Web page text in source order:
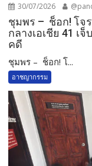
30/07/2026
ชุมพร – ช็อก! โจ
กลางเอเชีย 41 เ
คดี
ชุมพร – ช็อก! โ...
อาชญากรรม